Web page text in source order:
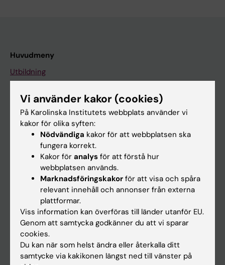
Huvudmeny
Utbildning
Forskning
Om KI
På gång
Kalender
Student
Ladok
Canvas
Vi använder kakor (cookies)
På Karolinska Institutets webbplats använder vi
kakor för olika syften:
Nödvändiga kakor för att webbplatsen ska
fungera korrekt.
Kakor för analys för att förstå hur
webbplatsen används.
Marknadsföringskakor för att visa och spåra
relevant innehåll och annonser från externa
plattformar.
Viss information kan överföras till länder utanför EU.
Genom att samtycka godkänner du att vi sparar
cookies.
Du kan när som helst ändra eller återkalla ditt
samtycke via kakikonen längst ned till vänster på